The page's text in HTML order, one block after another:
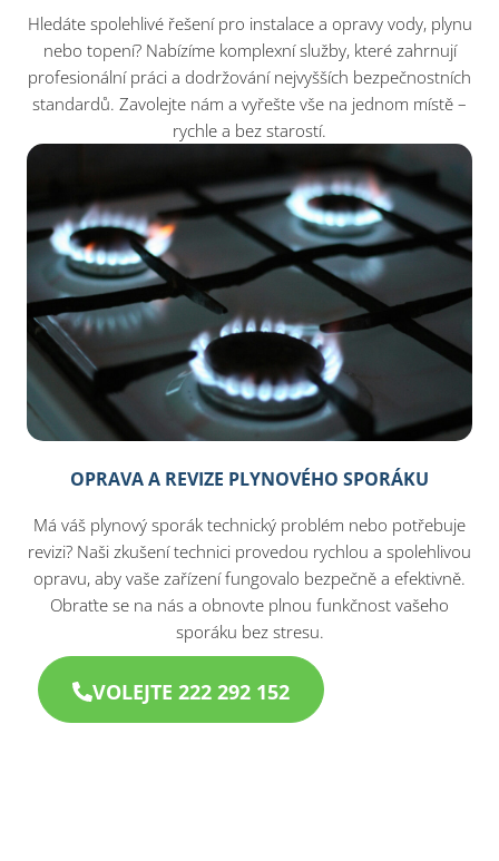
Hledáte spolehlivé řešení pro instalace a opravy vody, plynu
nebo topení? Nabízíme komplexní služby, které zahrnují
profesionální práci a dodržování nejvyšších bezpečnostních
standardů. Zavolejte nám a vyřešte vše na jednom místě –
rychle a bez starostí.
OPRAVA A REVIZE PLYNOVÉHO SPORÁKU
Má váš plynový sporák technický problém nebo potřebuje
revizi? Naši zkušení technici provedou rychlou a spolehlivou
opravu, aby vaše zařízení fungovalo bezpečně a efektivně.
Obraťte se na nás a obnovte plnou funkčnost vašeho
sporáku bez stresu.
VOLEJTE 222 292 152